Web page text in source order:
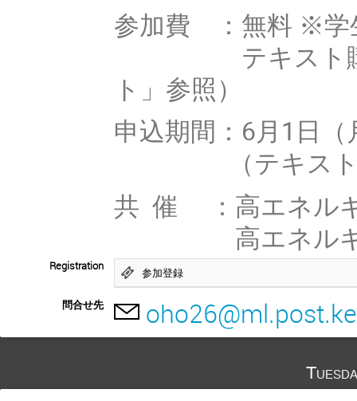
参加費 ：無料 ※学
テキスト購入
ト」参照）
申込期間：6月1日
（テキスト希
共 催 ：高エネルギ
高エネルギー
Registration 参加登録
問合せ先